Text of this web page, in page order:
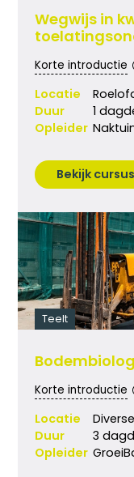
Wegwijs in
Korte introductie
Locatie
Duur
1
Opleider
Bekijk cursus
Teelt
Korte introductie
Locatie
Duur
3
Opleider